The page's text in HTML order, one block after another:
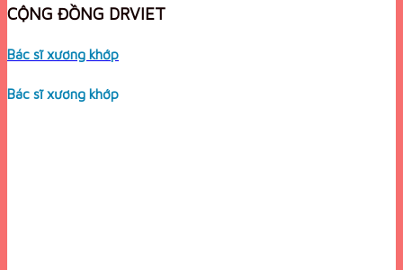
CỘNG ĐỒNG DRVIET
Bác sĩ xương khớp
Bác sĩ xương khớp